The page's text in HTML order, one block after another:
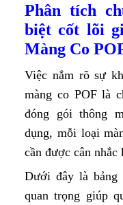
Phân tích
biệt cốt lõi
Màng Co
Việc nắm rõ sự
màng co POF là
đóng gói thông
dụng, mỗi loại
cần được cân
Dưới đây là bảng
quan trọng giúp